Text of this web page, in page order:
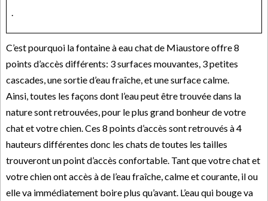
.
C’est pourquoi la fontaine à eau chat de Miaustore offre 8
points d’accès différents: 3 surfaces mouvantes, 3 petites
cascades, une sortie d’eau fraîche, et une surface calme.
Ainsi, toutes les façons dont l’eau peut être trouvée dans la
nature sont retrouvées, pour le plus grand bonheur de votre
chat et votre chien. Ces 8 points d’accès sont retrouvés à 4
hauteurs différentes donc les chats de toutes les tailles
trouveront un point d’accès confortable. Tant que votre chat et
votre chien ont accès à de l’eau fraîche, calme et courante, il ou
elle va immédiatement boire plus qu’avant. L’eau qui bouge va